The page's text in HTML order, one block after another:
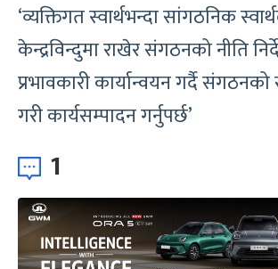
‘व्यक्तिगत स्वार्थभन्दा सांगठनिक
केन्द्रविन्दुमा राखेर संगठनको नीति
प्रभावकारी कार्यान्वयन गर्दै
गरी कार्यसम्पादन गर्नुपर्छ’
1